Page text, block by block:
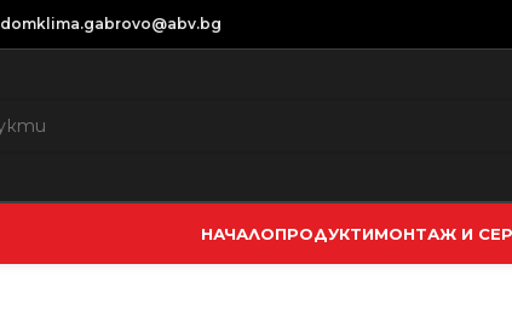
domklima.gabrovo@abv.bg
НАЧАЛОПРОДУКТИМОНТАЖ И